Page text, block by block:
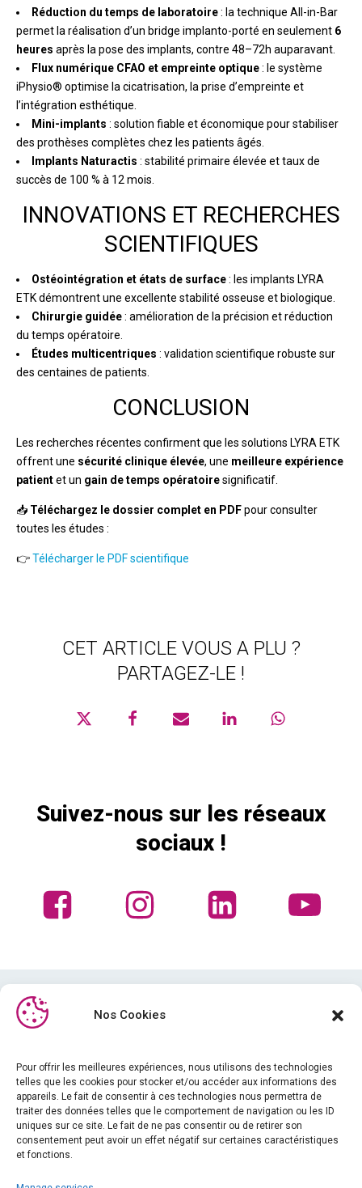
Nos Cookies
Pour offrir les meilleures expériences, nous utilisons des technologies
telles que les cookies pour stocker et/ou accéder aux informations des
appareils. Le fait de consentir à ces technologies nous permettra de
traiter des données telles que le comportement de navigation ou les ID
uniques sur ce site. Le fait de ne pas consentir ou de retirer son
consentement peut avoir un effet négatif sur certaines caractéristiques
et fonctions.
Réduction du temps de laboratoire: la technique All-in-Bar
permet la réalisation d’un bridge implanto-porté en seulement 6
heures après la pose des implants, contre 48–72h auparavant.
Flux numérique CFAO et empreinte optique: le système
iPhysio® optimise la cicatrisation, la prise d’empreinte et
l’intégration esthétique.
Mini-implants : solution fiable et économique pour stabiliser
des prothèses complètes chez les patients âgés.
Implants Naturactis : stabilité primaire élevée et taux de
succès de 100 % à 12 mois.
INNOVATIONS ET RECHERCHES
SCIENTIFIQUES
Ostéointégration et états de surface: les implants LYRA
ETK démontrent une excellente stabilité osseuse et biologique.
Chirurgie guidée: amélioration de la précision et réduction
du temps opératoire.
Études multicentriques : validation scientifique robuste sur
des centaines de patients.
CONCLUSION
Les recherches récentes confirment que les solutions LYRA ETK
offrent une sécurité clinique élevée, une meilleure expérience
patientet un gain de temps opératoiresignificatif.
📥 Téléchargez le dossier complet en PDFpour consulter
toutes les études :
👉Télécharger le PDF scientifique
CET ARTICLE VOUS A PLU ?
PARTAGEZ-LE !
Suivez-nous sur les réseaux
sociaux !
Médiathèque
Formation
Actualités